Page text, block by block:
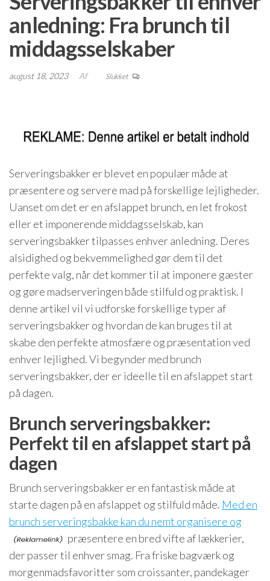
anledning: Fra brunch til
middagsselskaber
august 18, 2023 Af Slukket
Serveringsbakker er blevet en populær måde at
præsentere og servere mad på forskellige lejligheder.
Uanset om det er en afslappet brunch, en let frokost
eller et imponerende middagsselskab, kan
serveringsbakker tilpasses enhver anledning. Deres
alsidighed og bekvemmelighed gør dem til det
perfekte valg, når det kommer til at imponere gæster
og gøre madserveringen både stilfuld og praktisk. I
denne artikel vil vi udforske forskellige typer af
serveringsbakker og hvordan de kan bruges til at
skabe den perfekte atmosfære og præsentation ved
enhver lejlighed. Vi begynder med brunch
serveringsbakker, der er ideelle til en afslappet start
på dagen.
Brunch serveringsbakker:
Perfekt til en afslappet start på
dagen
Brunch serveringsbakker er en fantastisk måde at
starte dagen på en afslappet og stilfuld måde. Med en
brunch serveringsbakke kan du nemt organisere og
præsentere en bred vifte af lækkerier,
der passer til enhver smag. Fra friske bagværk og
morgenmadsfavoritter som croissanter, pandekager